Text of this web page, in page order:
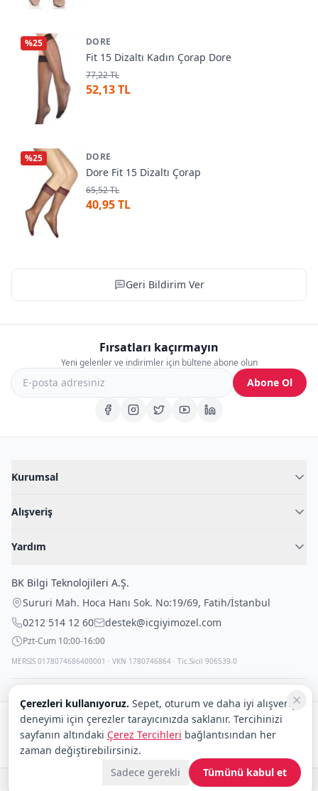
%25 DORE
Fit 15 Dizaltı Kadın Çorap Dore
77,22 TL
52,13 TL
%25 DORE
Dore Fit 15 Dizaltı Çorap
65,52 TL
40,95 TL
Geri Bildirim Ver
Fırsatları kaçırmayın
Yeni gelenler ve indirimler için bültene abone olun
Abone Ol
Kurumsal
Blog
İç Giyim Rehberi
Alışveriş
Fantazi İç Giyim
Çocuk İç Giyim
Outlet Fırsatları
Yardım
İade Politikası
Gizli Paketleme
BK Bilgi Teknolojileri A.Ş.
Sururi Mah. Hoca Hanı Sok. No:19/69, Fatih/İstanbul
0212 514 12 60
destek@icgiyimozel.com
Pzt-Cum 10:00-16:00
MERSİS 0178074686400001 · VKN 1780746864 · Tic.Sicil 906539-0
Güvenli alışveriş:
Kargo:
© 2008–2026 BK Bilgi Teknolojileri ve Ticaret A.Ş.
Çerezleri kullanıyoruz. Sepet, oturum ve daha iyi alışveriş
deneyimi için çerezler tarayıcınızda saklanır. Tercihinizi
sayfanın altındaki Çerez Tercihleri bağlantısından her
zaman değiştirebilirsiniz.
Sadece gerekli
Tümünü kabul et